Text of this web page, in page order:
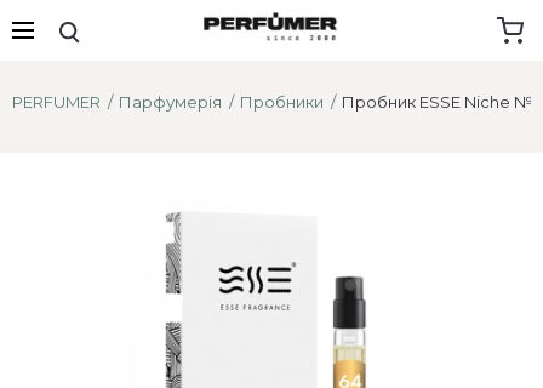
PERFUMER Парфумерія Пробники Пробник ESSE Niche